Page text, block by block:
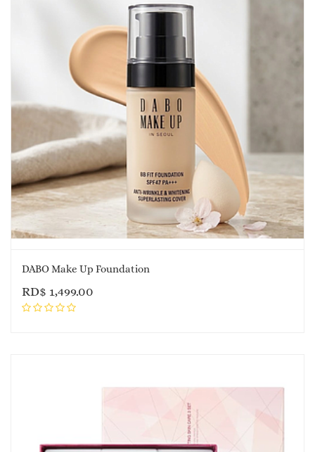
DABO Make Up Foundation
RD$ 1,499.00